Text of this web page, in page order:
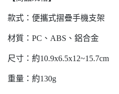
款式：便攜式摺疊手機支架
材質：PC、ABS、鋁合金
尺寸：約10.9x6.5x12~15.7cm
重量：約130g